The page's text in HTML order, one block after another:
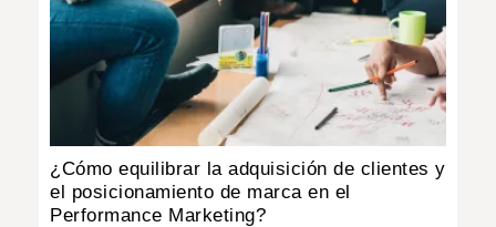
¿Cómo equilibrar la adquisición de clientes y
el posicionamiento de marca en el
Performance Marketing?